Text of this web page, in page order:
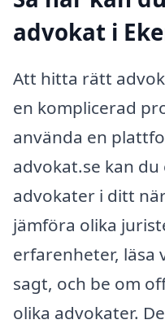
advokat i
Att hitta rätt
en komplicerad
använda en
advokat.se kan
advokater i ditt
jämföra olika
erfarenheter, läsa
sagt, och be om
olika advokater.